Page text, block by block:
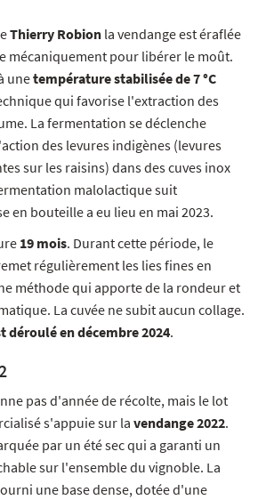
Thierry Robion la vendange est éraflée
mécaniquement pour libérer le moût.
unetempérature stabilisée de 7 °C
qui favorise l'extraction des
La fermentation se déclenche
des levures indigènes (levures
sur les raisins) dans des cuves inox
malolactique suit
en bouteille a eu lieu en mai 2023.
19 mois. Durant cette période, le
régulièrement les lies fines en
méthode qui apporte de la rondeur et
La cuvée ne subit aucun collage.
déroulé en décembre 2024.
pas d'année de récolte, mais le lot
s'appuie sur la vendange 2022.
par un été sec qui a garanti un
sur l'ensemble du vignoble. La
une base dense, dotée d'une